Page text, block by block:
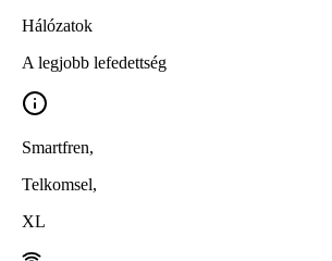
Hálózatok
A legjobb lefedettség
Smartfren,
Telkomsel,
XL